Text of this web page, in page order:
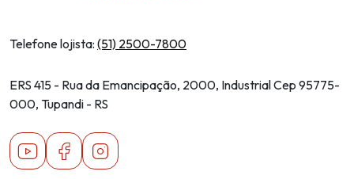
Telefone lojista: (51) 2500-7800
ERS 415 - Rua da Emancipação, 2000, Industrial Cep 95775-
000, Tupandi - RS
YoutubeFacebookInstagram